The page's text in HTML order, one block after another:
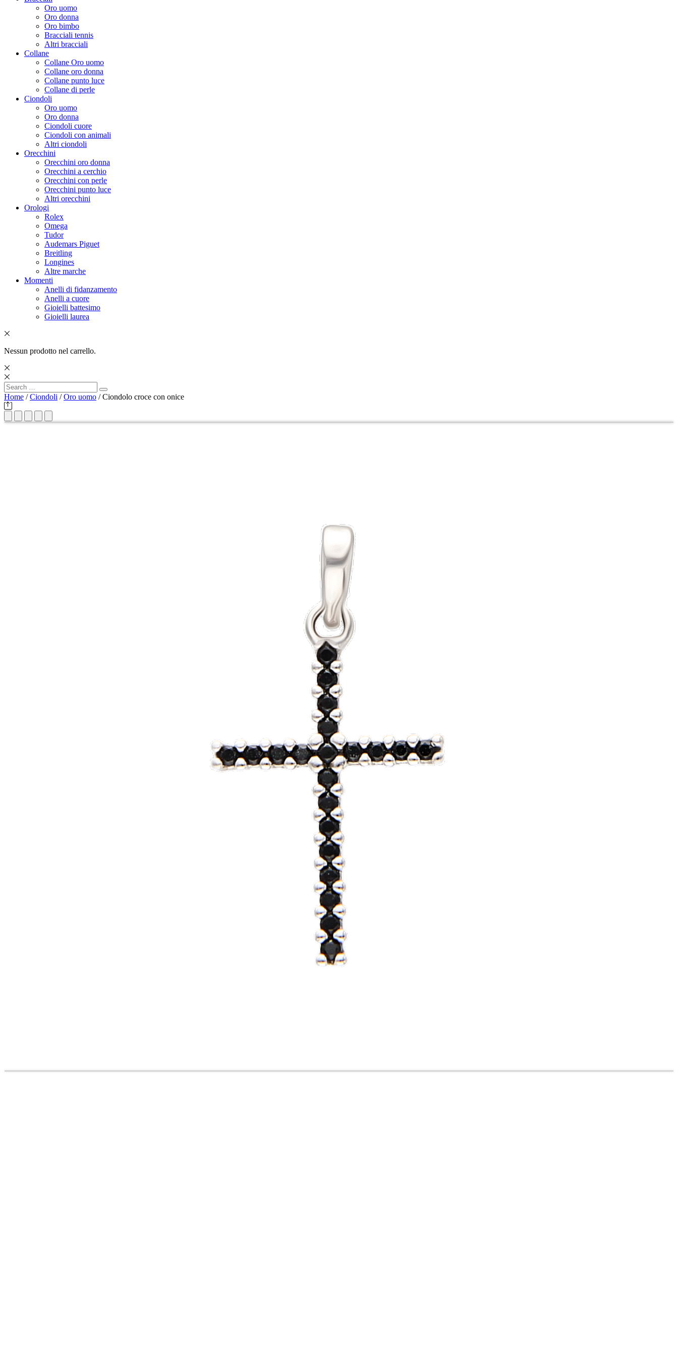
Oro uomo
Oro donna
Oro bimbo
Bracciali tennis
Altri bracciali
Collane
Collane Oro uomo
Collane oro donna
Collane punto luce
Collane di perle
Ciondoli
Oro uomo
Oro donna
Ciondoli cuore
Ciondoli con animali
Altri ciondoli
Orecchini
Orecchini oro donna
Orecchini a cerchio
Orecchini con perle
Orecchini punto luce
Altri orecchini
Orologi
Rolex
Omega
Tudor
Audemars Piguet
Breitling
Longines
Altre marche
Momenti
Anelli di fidanzamento
Anelli a cuore
Gioielli battesimo
Gioielli laurea
Nessun prodotto nel carrello.
Search
for:
Search
Home /Ciondoli /Oro uomo / Ciondolo croce con onice